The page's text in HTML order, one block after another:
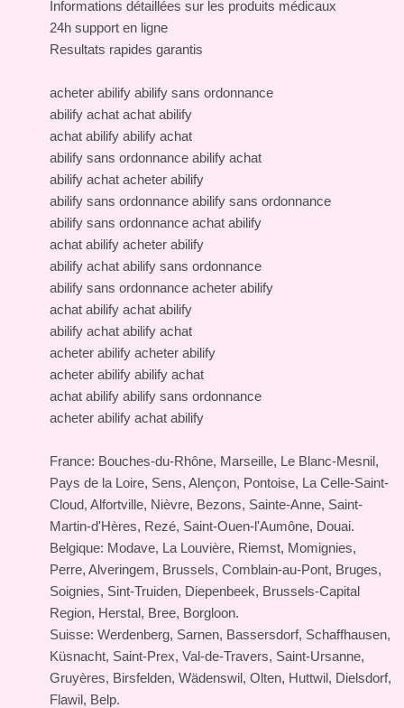
Informations détaillées sur les produits médicaux
24h support en ligne
Resultats rapides garantis
acheter abilify abilify sans ordonnance
abilify achat achat abilify
achat abilify abilify achat
abilify sans ordonnance abilify achat
abilify achat acheter abilify
abilify sans ordonnance abilify sans ordonnance
abilify sans ordonnance achat abilify
achat abilify acheter abilify
abilify achat abilify sans ordonnance
abilify sans ordonnance acheter abilify
achat abilify achat abilify
abilify achat abilify achat
acheter abilify acheter abilify
acheter abilify abilify achat
achat abilify abilify sans ordonnance
acheter abilify achat abilify
France: Bouches-du-Rhône, Marseille, Le Blanc-Mesnil,
Pays de la Loire, Sens, Alençon, Pontoise, La Celle-Saint-
Cloud, Alfortville, Nièvre, Bezons, Sainte-Anne, Saint-
Martin-d'Hères, Rezé, Saint-Ouen-l'Aumône, Douai.
Belgique: Modave, La Louvière, Riemst, Momignies,
Perre, Alveringem, Brussels, Comblain-au-Pont, Bruges,
Soignies, Sint-Truiden, Diepenbeek, Brussels-Capital
Region, Herstal, Bree, Borgloon.
Suisse: Werdenberg, Sarnen, Bassersdorf, Schaffhausen,
Küsnacht, Saint-Prex, Val-de-Travers, Saint-Ursanne,
Gruyères, Birsfelden, Wädenswil, Olten, Huttwil, Dielsdorf,
Flawil, Belp.